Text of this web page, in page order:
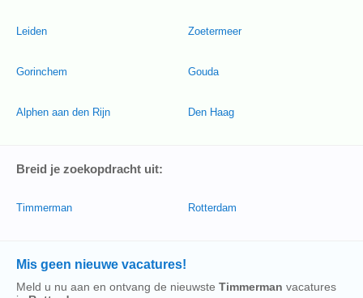
Leiden
Gorinchem
Alphen aan den Rijn
Zoetermeer
Gouda
Den Haag
Breid je zoekopdracht uit:
Timmerman Rotterdam
Mis geen nieuwe vacatures!
Meld u nu aan en ontvang de nieuwste Timmerman vacatures